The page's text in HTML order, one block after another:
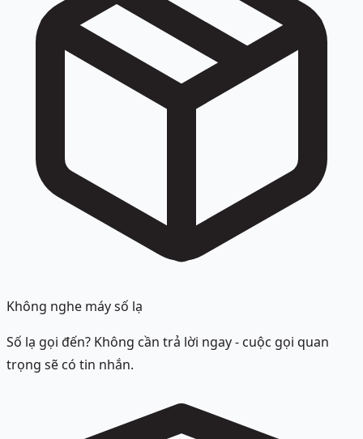
Không nghe máy số lạ
Số lạ gọi đến? Không cần trả lời ngay - cuộc gọi quan
trọng sẽ có tin nhắn.